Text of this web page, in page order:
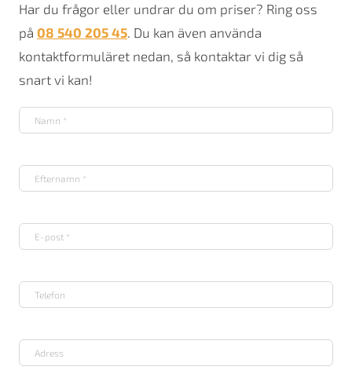
Har du frågor eller undrar du om priser? Ring oss
på 08 540 205 45. Du kan även använda
kontaktformuläret nedan, så kontaktar vi dig så
snart vi kan!